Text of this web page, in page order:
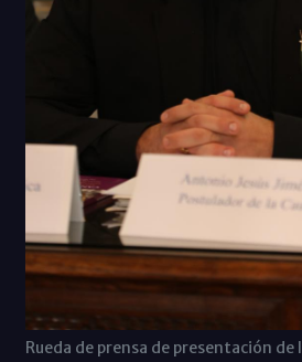
Rueda de prensa de presentación de